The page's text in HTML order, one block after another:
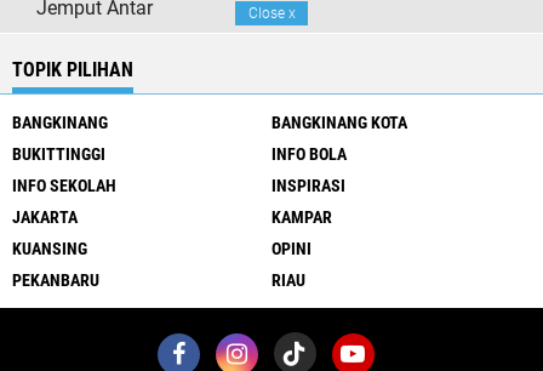
Jemput Antar
TOPIK PILIHAN
BANGKINANG
BANGKINANG KOTA
BUKITTINGGI
INFO BOLA
INFO SEKOLAH
INSPIRASI
JAKARTA
KAMPAR
KUANSING
OPINI
PEKANBARU
RIAU
Close x